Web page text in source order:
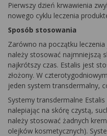
Pierwszy dzień krwawienia
nowego cyklu leczenia
Sposób stosowania
Zarówno na początku
należy stosować najmniejszą
najkrótszy czas. Estalis jest
złożony. W
jeden system transdermalny,
Systemy transdermalne
nalepiając na skórę czystą,
należy stosować żadnych
olejków kosmetycznych).